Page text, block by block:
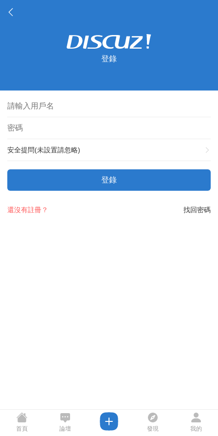
登錄
安全提問(未設置請忽略)
登錄
找回密碼
還沒有註冊？
首頁 論壇 發現 我的